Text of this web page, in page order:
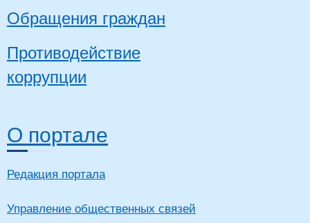
Обращения граждан
Противодействие
коррупции
О портале
Редакция портала
Управление общественных связей